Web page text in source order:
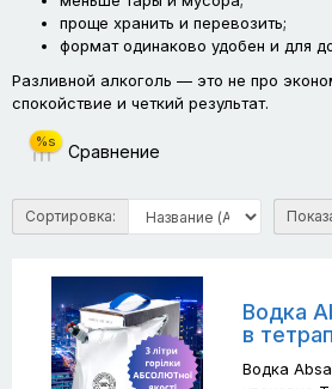
проще хранить и перевозить;
формат одинаково удобен и для
Разливной алкоголь — это не про
спокойствие и четкий результат.
%s Сравнение
Сортировка:
Водка
в
Водка